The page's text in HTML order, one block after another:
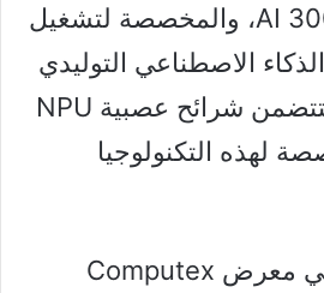
المحمول، رايزن AI 300، والمخصصة لتشغيل
الاصطناعي التوليدي
المتقدمة، حيث ستتضمن شرائح عصبية NPU
لهذه التكنولوجيا
وخلال مشاركتها في معرض Computex